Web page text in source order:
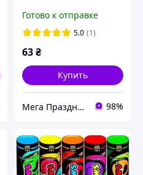
фотосессий. Время
работы 60 сек.
Готово к отправке
5.0 (1)
63₴
Купить
Мега Праздник – магазин аксессуаров для праздника и все для оформления воздушными шарами ОПТ. 98%